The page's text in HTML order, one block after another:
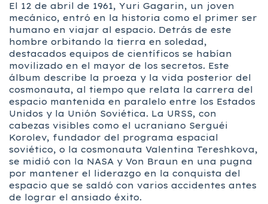
El 12 de abril de 1961, Yuri Gagarin, un joven
mecánico, entró en la historia como el primer ser
humano en viajar al espacio. Detrás de este
hombre orbitando la tierra en soledad,
destacados equipos de científicos se habían
movilizado en el mayor de los secretos. Este
álbum describe la proeza y la vida posterior del
cosmonauta, al tiempo que relata la carrera del
espacio mantenida en paralelo entre los Estados
Unidos y la Unión Soviética. La URSS, con
cabezas visibles como el ucraniano Serguéi
Korolev, fundador del programa espacial
soviético, o la cosmonauta Valentina Tereshkova,
se midió con la NASA y Von Braun en una pugna
por mantener el liderazgo en la conquista del
espacio que se saldó con varios accidentes antes
de lograr el ansiado éxito.